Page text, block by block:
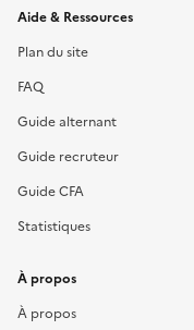
Informations
Aide & Ressources
Plan du site
FAQ
Guide alternant
Guide recruteur
Guide CFA
Statistiques
À propos
À propos